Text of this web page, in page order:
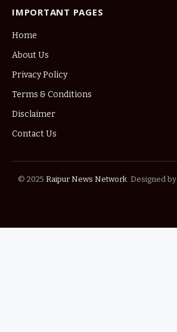
IMPORTANT PAGES
Home
About Us
Privacy Policy
Terms & Conditions
Disclaimer
Contact Us
© 2025 Raipur News Network. Designed by